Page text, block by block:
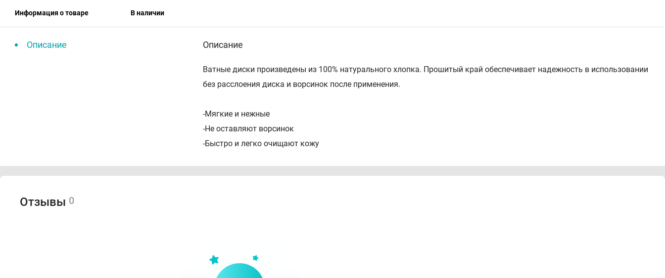
Информация о товаре В наличии
Описание Описание
Ватные диски произведены из 100% натурального хлопка. Прошитый край обеспечивает надежность в использовании
без расслоения диска и ворсинок после применения.
-Мягкие и нежные
-Не оставляют ворсинок
-Быстро и легко очищают кожу
Отзывы 0